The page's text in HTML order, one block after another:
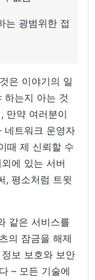
는 광범위한 접
은 이야기의 일
하는지 아는 것
만약 여러분이
네트워크 운영자
때 제 신뢰할 수
에 있는 서버
, 평소처럼 트윗
같은 서비스를
의 잠금을 해제
보 보호와 보안
– 모든 기술에